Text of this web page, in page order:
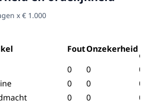
x € 1.000
FoutOnzekerheid
0 0
0
0 0
0
0 0
0